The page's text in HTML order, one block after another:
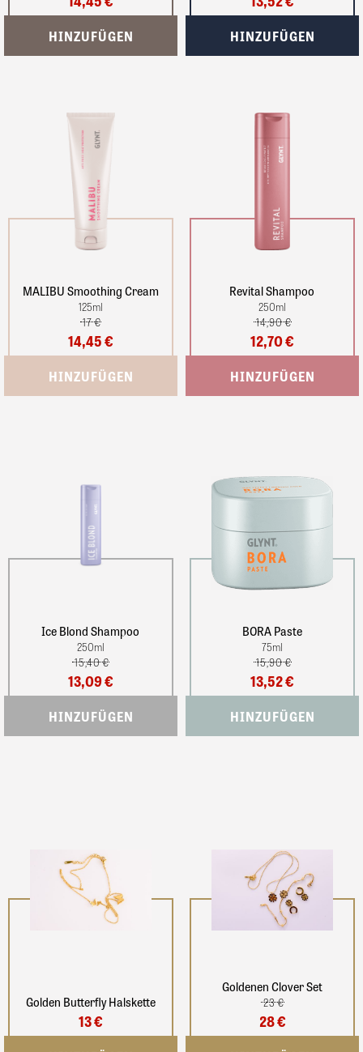
MALIBU Smoothing Cream
125ml
17 €
14,45 €
Revital Shampoo
250ml
14,90 €
12,70 €
Ice Blond Shampoo
250ml
15,40 €
13,09 €
BORA Paste
75ml
15,90 €
13,52 €
Golden Butterfly Halskette
13 €
Goldenen Clover Set
23 €
28 €